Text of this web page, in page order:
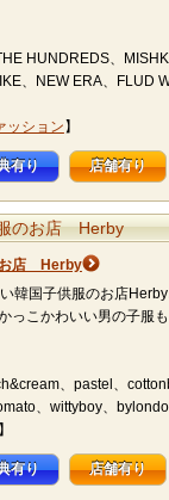
HUNDREDS、
、NEW ERA、FLUD
ッション 】
有り 店舗有り
お店 Herby
韓国子供服のお店
っこかわいい男の子服も
、pastel、
、wittyboy、
】
有り 店舗有り